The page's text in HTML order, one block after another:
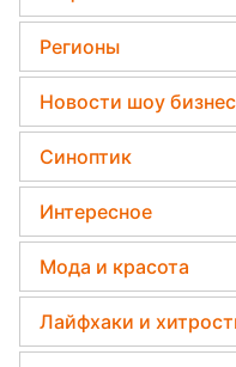
12 ноября 2022, 15:54